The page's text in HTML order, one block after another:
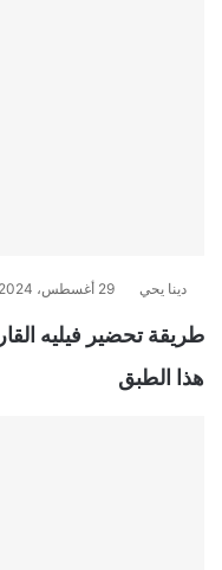
دينا يحي 29 أغسطس، 2024
طريقة تحضير فيليه
هذا الطبق